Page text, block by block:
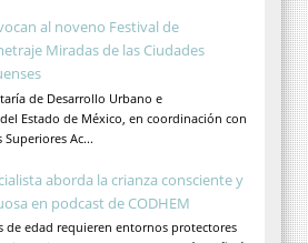
al noveno Festival de
Miradas de las Ciudades
de Desarrollo Urbano e
Estado de México, en coordinación con
Ac...
aborda la crianza consciente y
en podcast de CODHEM
de edad requieren entornos protectores